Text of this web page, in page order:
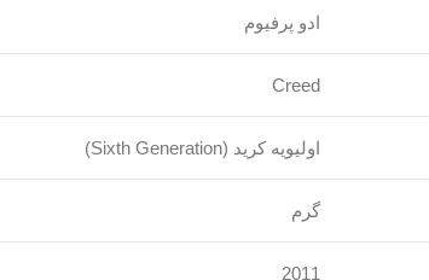
ادو پرفیوم
Creed
اولیویه کرید (Sixth Generation)
گرم
2011